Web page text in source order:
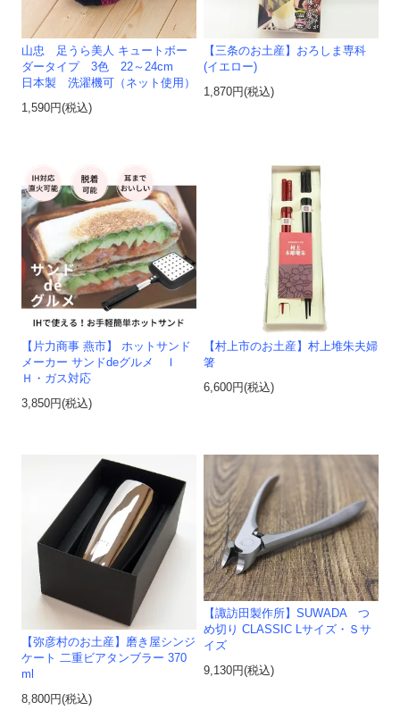
山忠 足うら美人 キュートボー
ダータイプ 3色 22～24cm
日本製 洗濯機可（ネット使用）
1,590円(税込)
【三条のお土産】おろしま専科
(イエロー)
1,870円(税込)
【片力商事 燕市】 ホットサンド
メーカー サンドdeグルメ Ｉ
Ｈ・ガス対応
3,850円(税込)
【村上市のお土産】村上堆朱夫婦
箸
6,600円(税込)
【弥彦村のお土産】磨き屋シンジ
ケート 二重ビアタンブラー 370
ml
8,800円(税込)
【諏訪田製作所】SUWADA つ
め切り CLASSIC Lサイズ・Ｓサ
イズ
9,130円(税込)